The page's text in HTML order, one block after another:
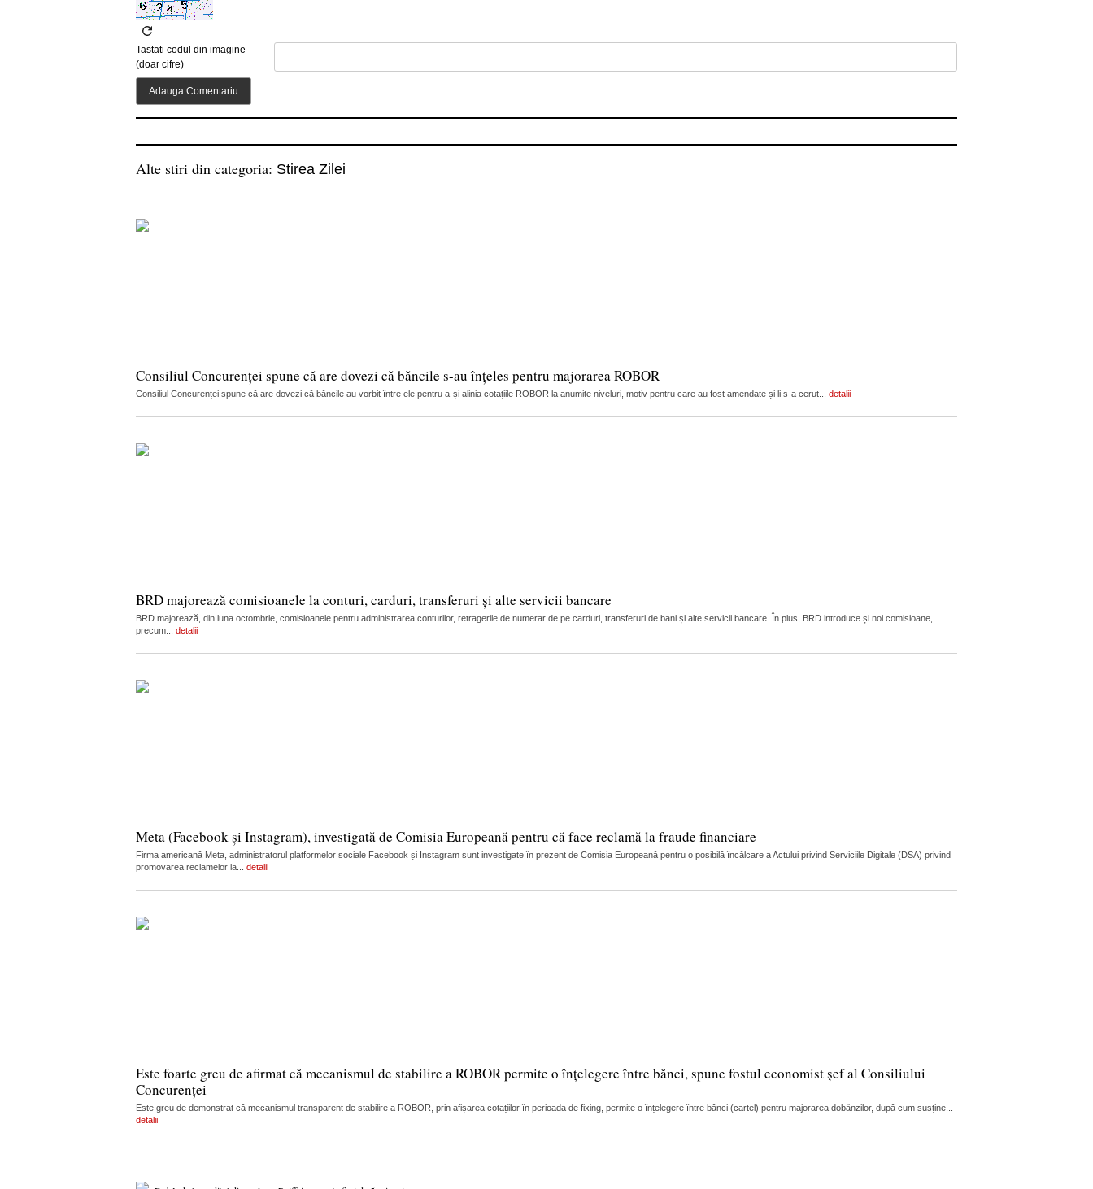
Tastati codul din imagine
(doar cifre)
Alte stiri din categoria: Stirea Zilei
Consiliul Concurenței spune că are dovezi că băncile s-au înțeles pentru majorarea ROBOR
Consiliul Concurenței spune că are dovezi că băncile au vorbit între ele pentru a-și alinia cotațiile ROBOR la anumite niveluri, motiv pentru care au fost amendate și li s-a cerut... detalii
BRD majorează comisioanele la conturi, carduri, transferuri și alte servicii bancare
BRD majorează, din luna octombrie, comisioanele pentru administrarea conturilor, retragerile de numerar de pe carduri, transferuri de bani și alte servicii bancare. În plus, BRD introduce și noi comisioane,
precum... detalii
Meta (Facebook și Instagram), investigată de Comisia Europeană pentru că face reclamă la fraude financiare
Firma americană Meta, administratorul platformelor sociale Facebook și Instagram sunt investigate în prezent de Comisia Europeană pentru o posibilă încălcare a Actului privind Serviciile Digitale (DSA) privind
promovarea reclamelor la... detalii
Este foarte greu de afirmat că mecanismul de stabilire a ROBOR permite o înțelegere între bănci, spune fostul economist șef al Consiliului
Concurenței
Este greu de demonstrat că mecanismul transparent de stabilire a ROBOR, prin afișarea cotațiilor în perioada de fixing, permite o înțelegere între bănci (cartel) pentru majorarea dobânzilor, după cum susține...
detalii